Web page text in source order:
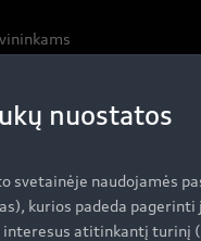
nuostatos
svetainėje naudojamės
kurios padeda
atitinkantį turinį